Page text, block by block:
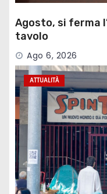
Agosto, si ferma
tavolo
Ago 6, 2026
ATTUALITÀ